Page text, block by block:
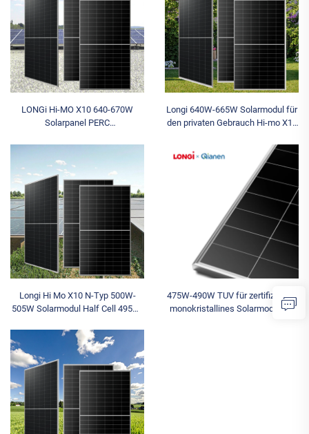
LONGi Hi-MO X10 640-670W
Solarpanel PERC
Leistungsmaximale Leistung
670W Palette
Longi 640W-665W Solarmodul für
den privaten Gebrauch Hi-mo X10
monokristallines Silizium TUV für
Longi Hi Mo X10 N-Typ 500W-
505W Solarmodul Half Cell 495W-
Leistungs-OEM für Longi 500 W
Solarhaus
475W-490W TUV für zertifiziertes
monokristallines Solarmodul für